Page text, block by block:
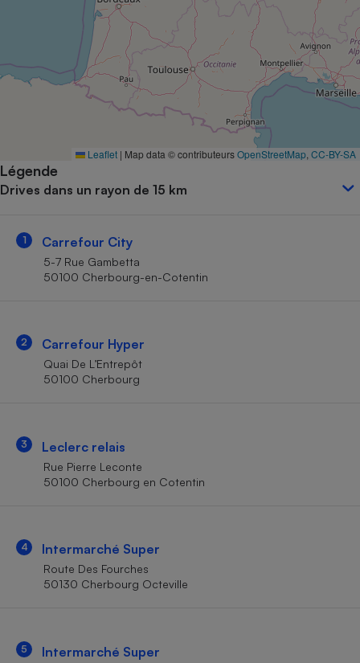
Leaflet | Map data © contributeursOpenStreetMap CC-BY-SA
Légende
Drives dans un rayon de 15 km
1 Carrefour City
5-7 Rue Gambetta
50100 Cherbourg-en-Cotentin
2 Carrefour Hyper
Quai De L’Entrepôt
50100 Cherbourg
3 Leclerc relais
Rue Pierre Leconte
50100 Cherbourg en Cotentin
4 Intermarché Super
Route Des Fourches
50130 Cherbourg Octeville
5 Intermarché Super
Complément
alimentaire
Assurance emprunteur
Banque
Petit électroménager -
Matelas
Mutuelle